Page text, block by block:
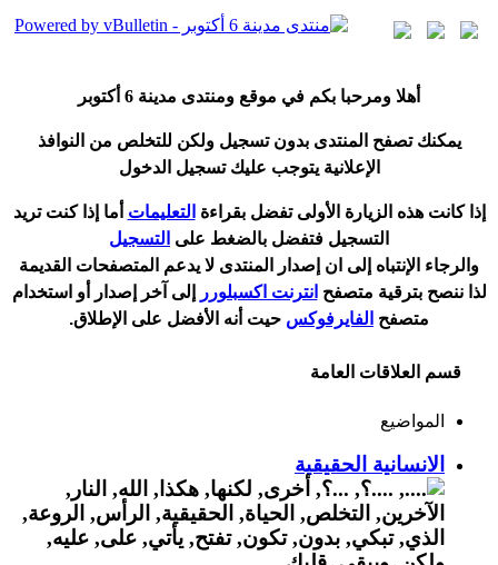
هلا ومرحبا بكم في موقع ومنتدى مدينة 6 أكتوبر
يمكنك تصفح المنتدى بدون تسجيل ولكن للتخلص من النوافذ
الإعلانية يتوجب عليك تسجيل الدخول
إذا كانت هذه الزيارة الأولى تفضل بقراءة التعليمات ما إذا كنت تريد
التسجيل فتفضل بالضغط على التسجيل
والرجاء الإنتباه إلى ان إصدار المنتدى لا يدعم المتصفحات القديمة
لذا ننصح بترقية متصفح انترنت اكسبلورر إلى آخر إصدار أو استخدام
متصفح الفايرفوكس حيت نه الأفضل على الإطلاق.
قسم العلاقات العامة
المواضيع
الانسانية الحقيقية